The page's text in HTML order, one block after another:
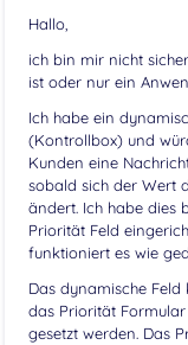
Hallo,
ich bin mir nicht
ist oder nur ein
Ich habe ein
(Kontrollbox) und
Kunden eine
sobald sich der Wert
ändert. Ich habe dies
Priorität Feld
funktioniert es wie
Das dynamische
das Priorität
gesetzt werden. Das